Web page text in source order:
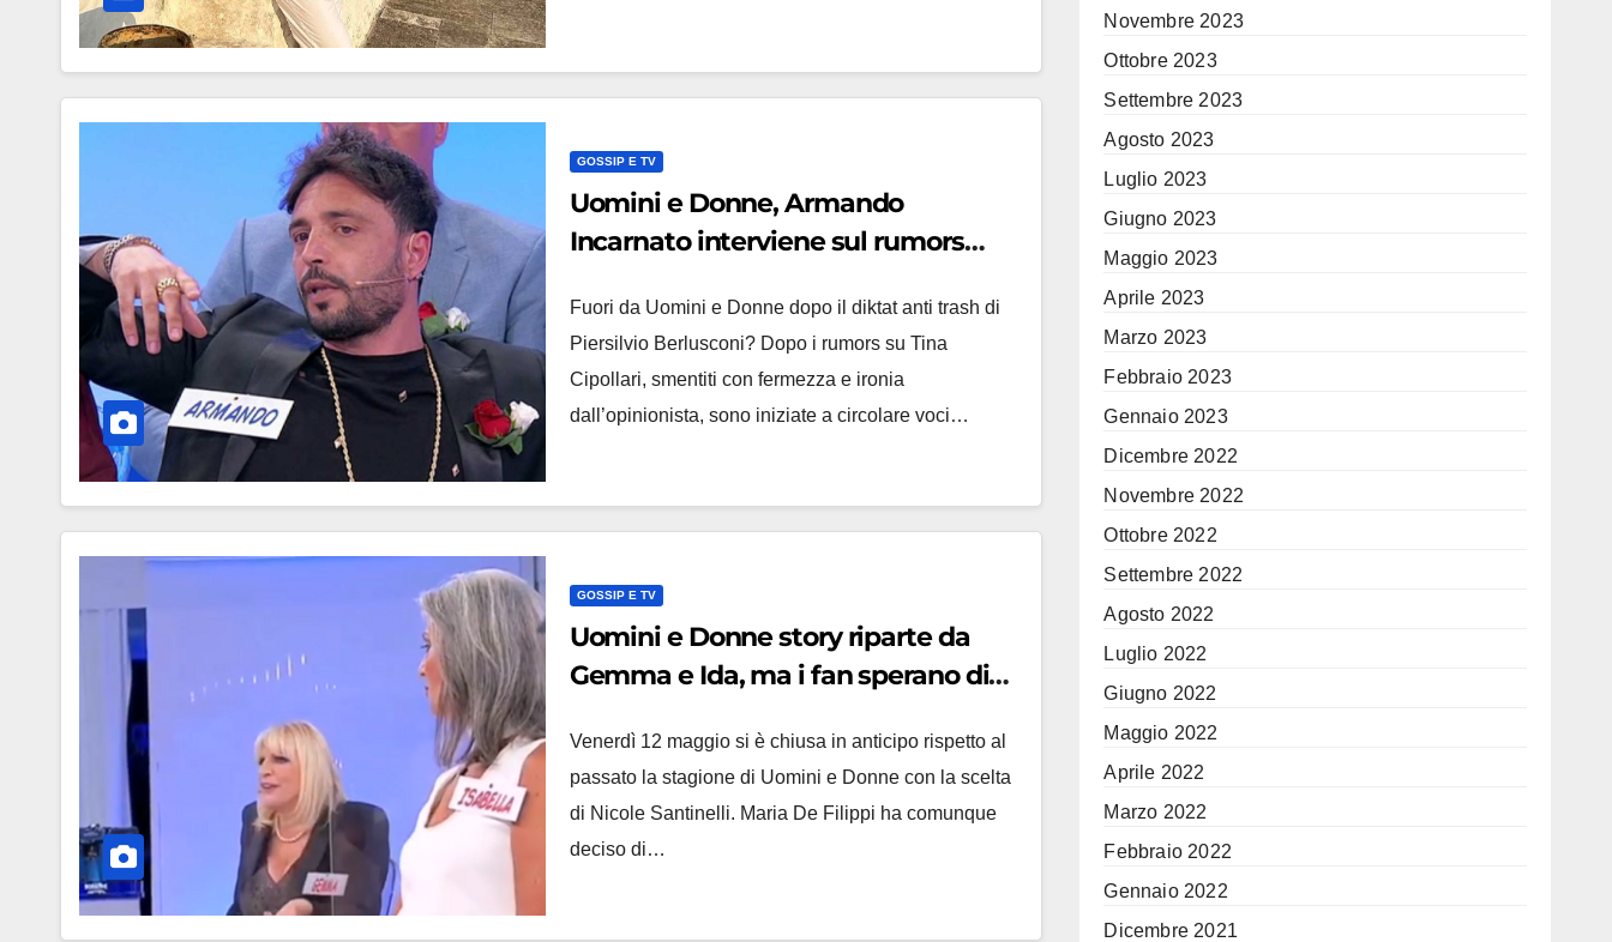
GOSSIP E TV
Uomini e Donne, Armando
Incarnato interviene sul rumors
galantuomo’
Fuori da Uomini e Donne dopo il diktat anti trash di
Piersilvio Berlusconi? Dopo i rumors su Tina
Cipollari, smentiti con fermezza e ironia
dall’opinionista, sono iniziate a circolare voci…
GOSSIP E TV
Uomini e Donne story riparte da
Gemma e Ida, ma i fan sperano di
Venerdì 12 maggio si è chiusa in anticipo rispetto al
passato la stagione di Uomini e Donne con la scelta
di Nicole Santinelli. Maria De Filippi ha comunque
deciso di…
Novembre 2023
Ottobre 2023
Settembre 2023
Agosto 2023
Luglio 2023
Giugno 2023
Maggio 2023
Aprile 2023
Marzo 2023
Febbraio 2023
Gennaio 2023
Dicembre 2022
Novembre 2022
Ottobre 2022
Settembre 2022
Agosto 2022
Luglio 2022
Giugno 2022
Maggio 2022
Aprile 2022
Marzo 2022
Febbraio 2022
Gennaio 2022
Dicembre 2021